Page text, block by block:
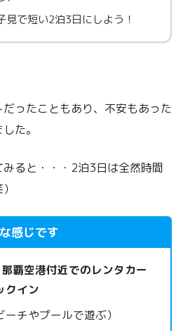
見で短い2泊3日にしよう！
ったこともあり、不安もあった
た。
ると・・・2泊3日は全然時間
感じです
覇空港付近でのレンタカー
クイン
やプールで遊ぶ）